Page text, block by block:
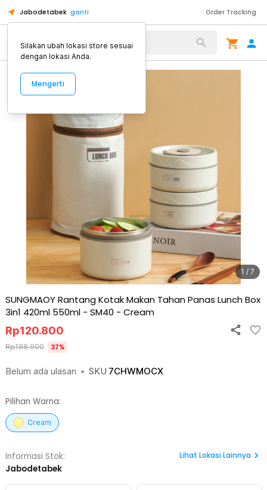
Jabodetabek ganti Order Tracking
Alat Kopi
1 / 7
SUNGMAOY Rantang Kotak Makan Tahan Panas Lunch Box
3in1 420ml 550ml - SM40 - Cream
Belum ada ulasan • SKU 7CHWMOCX
Rp120.800
Rp188.900 37%
Pilihan Warna:
Cream
Informasi Stok:
Jabodetabek
Lihat Lokasi Lainnya
Silakan ubah lokasi store sesuai
dengan lokasi Anda.
Mengerti